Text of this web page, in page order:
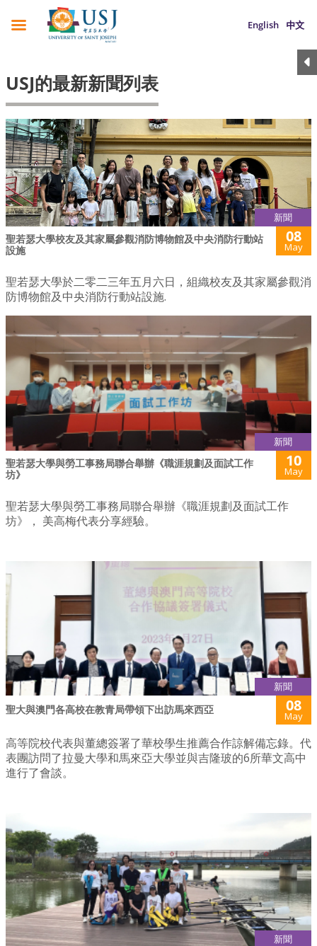
English 中文
USJ的最新新聞列表
新聞
聖若瑟大學校友及其家屬參觀消防博物館及中央消防行動站
設施
08
May
聖若瑟大學於二零二三年五月六日，組織校友及其家屬參觀消
防博物館及中央消防行動站設施.
新聞
聖若瑟大學與勞工事務局聯合舉辦《職涯規劃及面試工作
坊》
10
May
聖若瑟大學與勞工事務局聯合舉辦《職涯規劃及面試工作
坊》， 美高梅代表分享經驗。
新聞
聖大與澳門各高校在教青局帶領下出訪馬來西亞 08
May
高等院校代表與董總簽署了華校學生推薦合作諒解備忘錄。代
表團訪問了拉曼大學和馬來亞大學並與吉隆玻的6所華文高中
進行了會談。
新聞